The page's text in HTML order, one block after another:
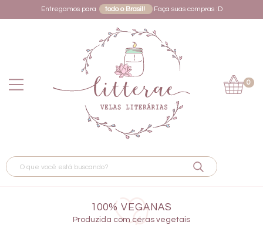
Entregamos para todo o Brasil! Faça suas compras :D
0
100% VEGANAS
Produzida com ceras vegetais